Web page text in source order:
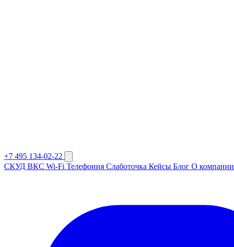
+7 495 134-02-22
СКУД ВКС Wi-Fi Телефония Слаботочка Кейсы Блог О компании